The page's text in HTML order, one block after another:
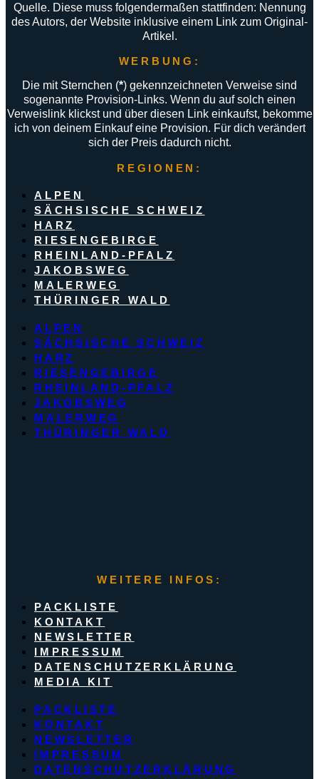
Quelle. Diese muss folgendermaßen stattfinden: Nennung
des Autors, der Website inklusive einem Link zum Original-
Artikel.
WERBUNG:
Die mit Sternchen (*) gekennzeichneten Verweise sind
sogenannte Provision-Links. Wenn du auf solch einen
Verweislink klickst und über diesen Link einkaufst, bekomme
ich von deinem Einkauf eine Provision. Für dich verändert
sich der Preis dadurch nicht.
REGIONEN:
ALPEN
SÄCHSISCHE SCHWEIZ
HARZ
RIESENGEBIRGE
RHEINLAND-PFALZ
JAKOBSWEG
MALERWEG
THÜRINGER WALD
ALPEN
SÄCHSISCHE SCHWEIZ
HARZ
RIESENGEBIRGE
RHEINLAND-PFALZ
JAKOBSWEG
MALERWEG
THÜRINGER WALD
WEITERE INFOS:
PACKLISTE
KONTAKT
NEWSLETTER
IMPRESSUM
DATENSCHUTZERKLÄRUNG
MEDIA KIT
PACKLISTE
KONTAKT
NEWSLETTER
IMPRESSUM
DATENSCHUTZERKLÄRUNG